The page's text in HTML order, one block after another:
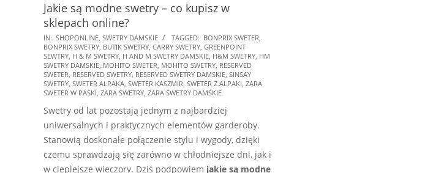
Jakie są modne swetry – co kupisz w
sklepach online?
2025-
01-
30
IN: SHOPONLINE, SWETRY DAMSKIE TAGGED: BONPRIX SWETER,
BONPRIX SWETRY, BUTIK SWETRY, CARRY SWETRY, GREENPOINT
SEWTRY, H & M SWETRY, H AND M SWETRY DAMSKIE, H&M SWETRY, HM
SWETRY DAMSKIE, MOHITO SWETER, MOHITO SWETRY, RESERVED
SWETER, RESERVED SWETRY, RESERVED SWETRY DAMSKIE, SINSAY
SWETRY, SWETER ALPAKA, SWETER KASZMIR, SWETER Z ALPAKI, ZARA
SWETER W PASKI, ZARA SWETRY, ZARA SWETRY DAMSKIE
Swetry od lat pozostają jednym z najbardziej
uniwersalnych i praktycznych elementów garderoby.
Stanowią doskonałe połączenie stylu i wygody, dzięki
czemu sprawdzają się zarówno w chłodniejsze dni, jak i
w cieplejsze wieczory. Dziś podpowiem jakie są modne